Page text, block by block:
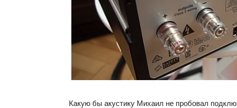
Какую бы акустику Михаил не пробовал